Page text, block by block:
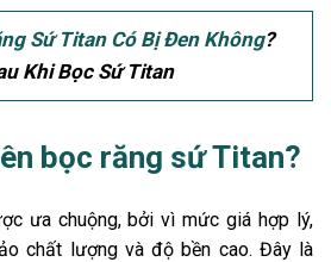
Sứ Titan Có Bị Đen Không?
Khi Bọc Sứ Titan
bọc răng sứ Titan?
ưa chuộng, bởi vì mức giá hợp lý,
chất lượng và độ bền cao. Đây là